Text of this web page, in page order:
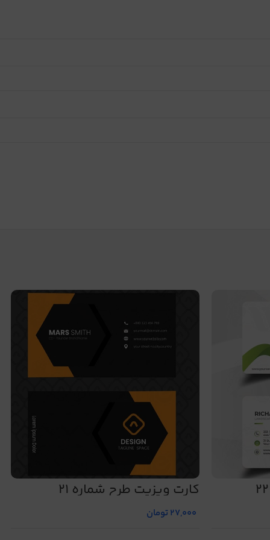
کارت ویزیت طرح شماره 21
27,000تومان